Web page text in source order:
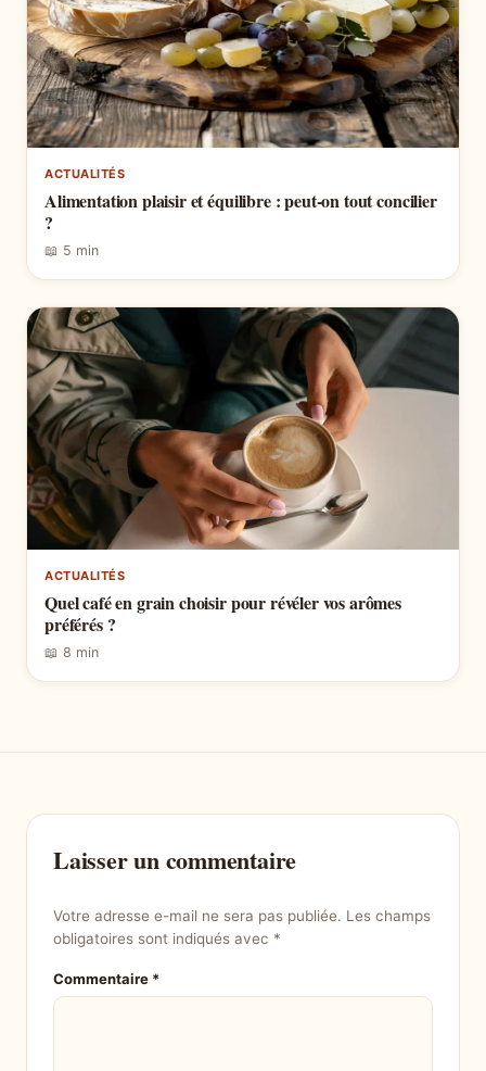
ACTUALITÉS
Alimentation plaisir et équilibre : peut-on tout concilier
?
📖 5 min
ACTUALITÉS
Quel café en grain choisir pour révéler vos arômes
préférés ?
📖 8 min
Laisser un commentaire
Votre adresse e-mail ne sera pas publiée. Les champs
obligatoires sont indiqués avec *
Commentaire *